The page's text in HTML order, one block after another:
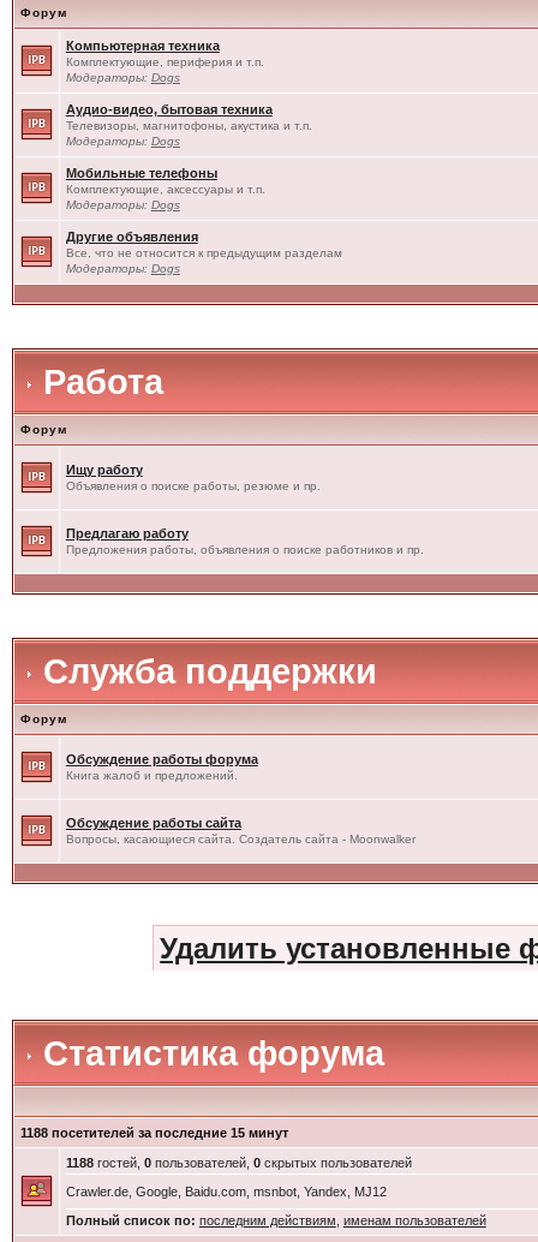
Форум
Компьютерная техника
Комплектующие, периферия и т.п.
Модераторы: Dogs
Аудио-видео, бытовая техника
Телевизоры, магнитофоны, акустика и т.п.
Модераторы: Dogs
Мобильные телефоны
Комплектующие, аксессуары и т.п.
Модераторы: Dogs
Другие объявления
Все, что не относится к предыдущим разделам
Модераторы: Dogs
Работа
Форум
Ищу работу
Объявления о поиске работы, резюме и пр.
Предлагаю работу
Предложения работы, объявления о поиске работников и пр.
Служба поддержки
Форум
Обсуждение работы форума
Книга жалоб и предложений.
Обсуждение работы сайта
Вопросы, касающиеся сайта. Создатель сайта - Moonwalker
Удалить установленные
Статистика форума
1188 посетителей за последние 15 минут
1188гостей, 0пользователей, 0скрытых пользователей
Crawler.de, Google, Baidu.com, msnbot, Yandex, MJ12
Полный список по: последним действиям именам пользователей